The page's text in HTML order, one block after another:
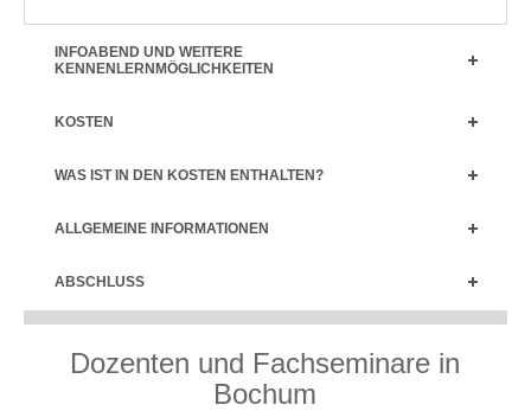
INFOABEND UND WEITERE
KENNENLERNMÖGLICHKEITEN
KOSTEN
WAS IST IN DEN KOSTEN ENTHALTEN?
ALLGEMEINE INFORMATIONEN
ABSCHLUSS
Dozenten und Fachseminare in
Bochum